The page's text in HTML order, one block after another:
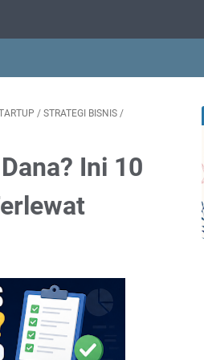
/ STRATEGI BISNIS /
Ini 10